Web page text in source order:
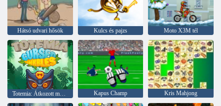
Hátsó udvari hősök Kulcs és pajzs Moto X3M tél
Totemia: Átkozott márványok Kapus Champ Kris Mahjong